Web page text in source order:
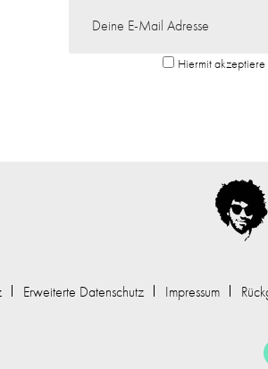
Hiermit akzeptiere
Erweiterte Datenschutz Impressum